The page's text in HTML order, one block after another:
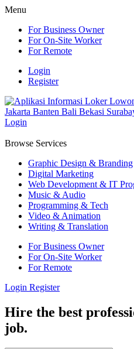
Menu
For Business Owner
For On-Site Worker
For Remote
Login
Register
Login
Browse Services
Graphic Design & Branding
Digital Marketing
Web Development & IT
Music & Audio
Programming & Tech
Video & Animation
Writing & Translation
For Business Owner
For On-Site Worker
For Remote
Login Register
Hire the best
job.